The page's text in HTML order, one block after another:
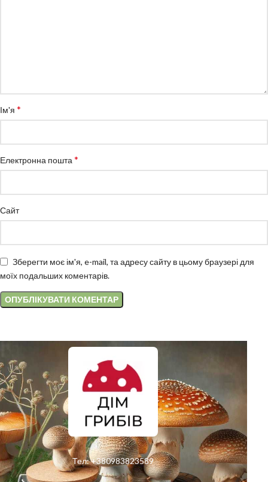
Ім'я *
Електронна пошта *
Сайт
Зберегти моє ім'я, e-mail, та адресу сайту в цьому браузері для
моїх подальших коментарів.
Тел:+380983823589